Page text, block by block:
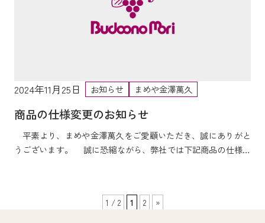
2024年11月25日 お知らせ まめや金澤萬久
商品の仕様変更のお知らせ
平素より、まめや金澤萬久をご愛顧いただき、誠にありがと
うございます。 誠に恐縮ながら、弊社では下記商品の仕様変
1 / 2 1 2 »